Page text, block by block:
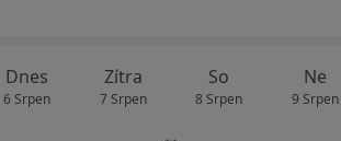
Dnes
6 Srpen
Zítra
7 Srpen
So
8 Srpen
Ne
9 Srpen